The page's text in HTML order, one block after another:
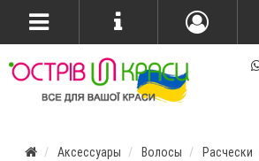
Аксессуары Волосы
Расчески